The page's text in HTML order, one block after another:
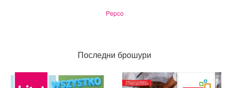
Pepco
Последни брошури